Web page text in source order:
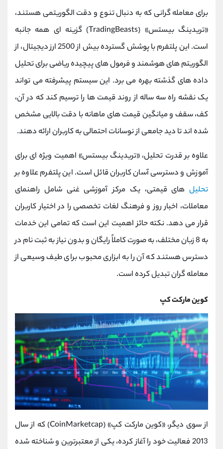
برای معامله‌ گرانی که به دنبال تنوع و دقت الگوریتمی هستند،
«تریدینگ بیستس» (TradingBeasts) گزینه ‌ای همه‌ جانبه
است. این پلتفرم با پوشش گسترده بیش از 2500 ارز دیجیتال، از
الگوریتم‌ های هوشمند و فرمول‌ های پیچیده ریاضی برای تحلیل
داده ‌های گذشته بهره می‌ برد. این سیستم پیشرفته می‌ تواند
یک نقشه راه سه ساله از روند قیمت‌ ها را ترسیم کند که در آن،
کف، سقف و میانگین قیمت ‌های ماهانه با دقت بالایی مشخص
شده‌ اند تا دید جامعی از نوسانات احتمالی به کاربران ارائه دهند.
علاوه بر قدرت تحلیل، «تریدینگ بیستس» اهمیت ویژه ‌ای برای
آموزش و دسترسی آسان کاربران قائل است. این پلتفرم علاوه بر
تحلیل‌ های قیمتی، یک مرکز آموزشی غنی شامل راهنمای
معاملات، اخبار روز و فرهنگ لغات تخصصی را در اختیار کاربران
قرار می ‌دهد. نکته حائز اهمیت این است که تمامی این خدمات
به 8 زبان مختلف، به ‌صورت کاملاً رایگان و بدون نیاز به ثبت ‌نام در
دسترس هستند که آن را به ابزاری محبوب برای طیف وسیعی از
معامله‌ گران تبدیل کرده است.
کوین مارکت کپ
از سوی دیگر، «کوین مارکت کپ» (CoinMarketcap) که از سال
2013 فعالیت خود را آغاز کرده، یکی از معتبرترین و شناخته ‌شده‌